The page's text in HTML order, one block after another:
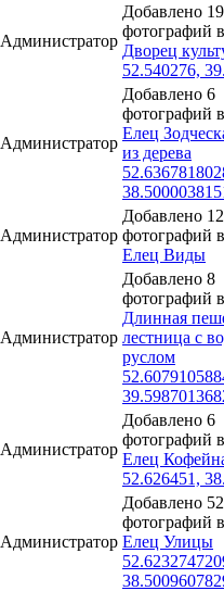
Администратор
Добавлено 19
фотографий
Дворец
52.540276,
Администратор
Добавлено 6
фотографий
Елец
из дерева
Администратор
Добавлено 12
фотографий
Елец Виды
Администратор
Добавлено 8
фотографий
Длинная
лестница с
руслом
Администратор
Добавлено 6
фотографий
Елец
52.626451,
Администратор
Добавлено 52
фотографий
Елец Улицы